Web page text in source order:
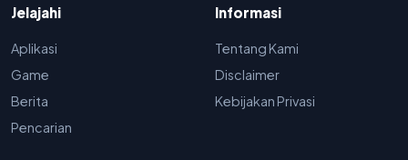
Jelajahi
Aplikasi
Game
Berita
Pencarian
Informasi
Tentang Kami
Disclaimer
Kebijakan Privasi